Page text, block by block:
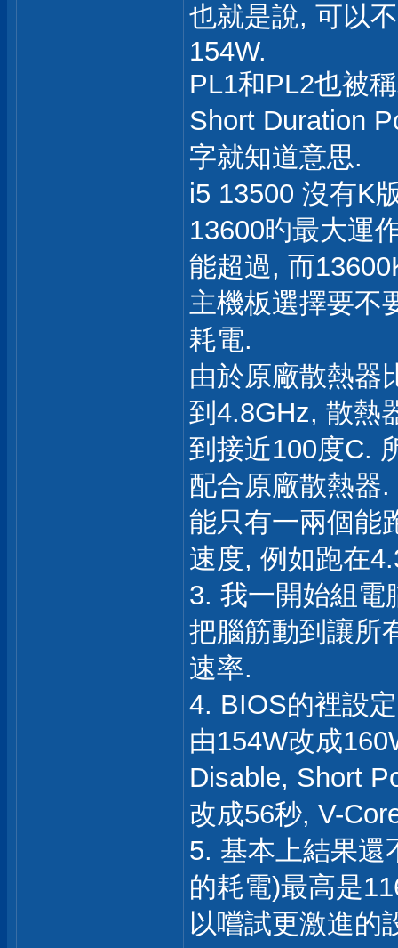
也就是說, 可以
154W.
PL1和PL2也被
Short Duration
字就知道意思.
i5 13500 沒有K
13600旳最大運
能超過, 而
主機板選擇要不
耗電.
由於原廠散熱器
到4.8GHz, 散熱
到接近100度C.
配合原廠散熱器
能只有一兩個能
速度, 例如跑在
3. 我一開始組電
把腦筋動到讓所
速率.
4. BIOS的裡設
由154W改成
Disable, Short
改成56秒, V-
5. 基本上結果還
的耗電)最高是
以嚐試更激進的